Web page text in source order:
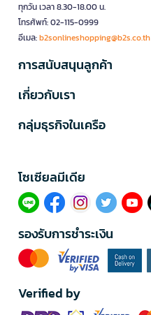
ทุกวัน เวลา 8.30-18.00 น.
โทรศัพท์: 02-115-0999
อีเมล:b2sonlineshopping@b2s.co.th
การสนับสนุนลูกค้า
เกี่ยวกับเรา
กลุ่มธุรกิจในเครือ
โซเซียลมีเดีย​
รองรับการชำระเงิน
Verified by